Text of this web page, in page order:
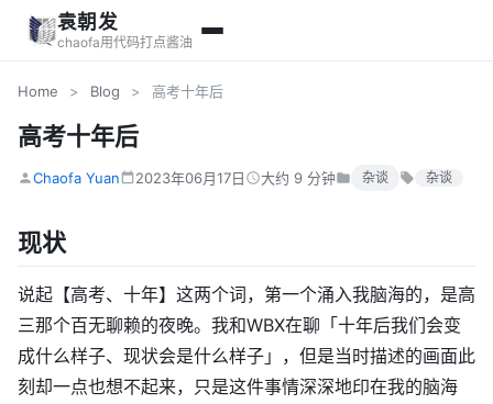
袁朝发
chaofa用代码打点酱油
Home > Blog > 高考十年后
高考十年后
Chaofa Yuan 2023年06月17日 大约 9 分钟 杂谈 杂谈
现状
说起【高考、十年】这两个词，第一个涌入我脑海的，是高
三那个百无聊赖的夜晚。我和WBX在聊「十年后我们会变
成什么样子、现状会是什么样子」，但是当时描述的画面此
刻却一点也想不起来，只是这件事情深深地印在我的脑海